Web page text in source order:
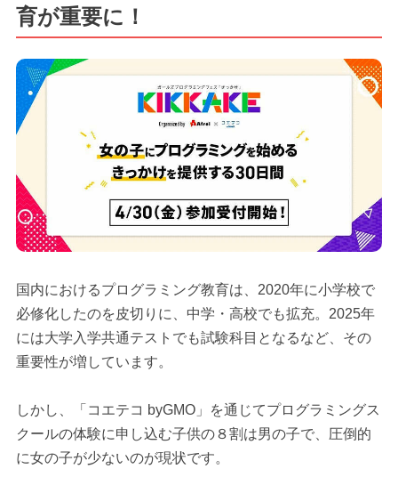
育が重要に！
国内におけるプログラミング教育は、2020年に小学校で
必修化したのを皮切りに、中学・高校でも拡充。2025年
には大学入学共通テストでも試験科目となるなど、その
重要性が増しています。
しかし、「コエテコ byGMO」を通じてプログラミングス
クールの体験に申し込む子供の８割は男の子で、圧倒的
に女の子が少ないのが現状です。